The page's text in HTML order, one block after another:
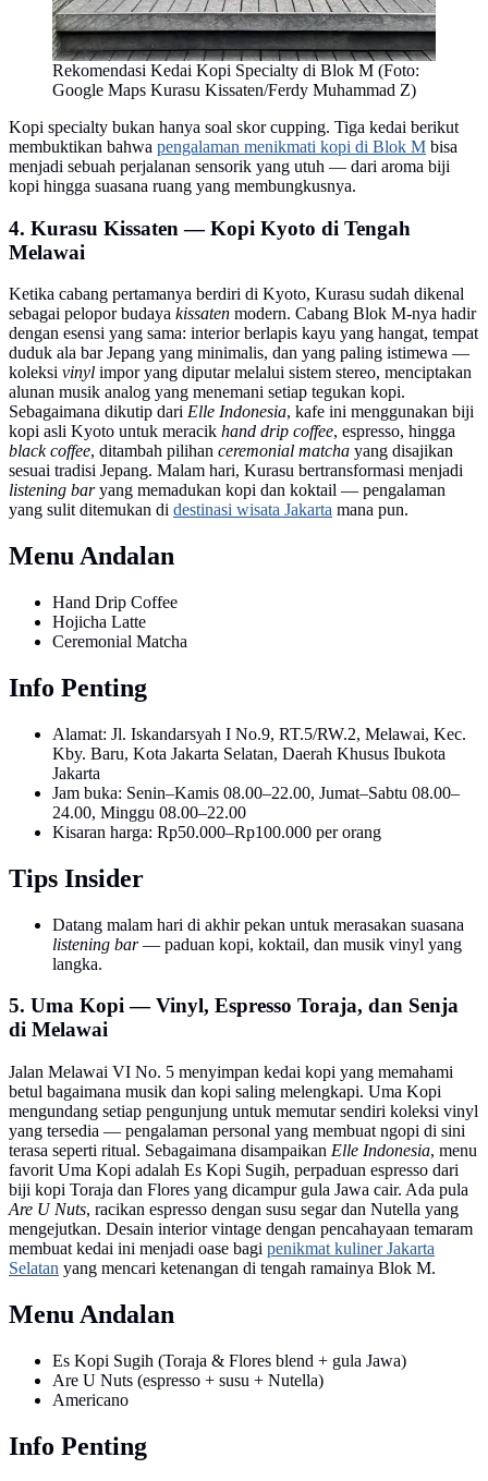
Rekomendasi Kedai Kopi Specialty di Blok M (Foto:
Google Maps Kurasu Kissaten/Ferdy Muhammad Z)
Kopi specialty bukan hanya soal skor cupping. Tiga kedai berikut
membuktikan bahwa pengalaman menikmati kopi di Blok M bisa
menjadi sebuah perjalanan sensorik yang utuh — dari aroma biji
kopi hingga suasana ruang yang membungkusnya.
4. Kurasu Kissaten — Kopi Kyoto di Tengah
Melawai
Ketika cabang pertamanya berdiri di Kyoto, Kurasu sudah dikenal
sebagai pelopor budaya kissaten modern. Cabang Blok M-nya hadir
dengan esensi yang sama: interior berlapis kayu yang hangat, tempat
duduk ala bar Jepang yang minimalis, dan yang paling istimewa —
koleksi vinyl impor yang diputar melalui sistem stereo, menciptakan
alunan musik analog yang menemani setiap tegukan kopi.
Sebagaimana dikutip dari Elle Indonesia, kafe ini menggunakan biji
kopi asli Kyoto untuk meracik hand drip coffee, espresso, hingga
black coffee, ditambah pilihan ceremonial matcha yang disajikan
sesuai tradisi Jepang. Malam hari, Kurasu bertransformasi menjadi
listening baryang memadukan kopi dan koktail — pengalaman
yang sulit ditemukan di destinasi wisata Jakarta mana pun.
Menu Andalan
Hand Drip Coffee
Hojicha Latte
Ceremonial Matcha
Info Penting
Alamat: Jl. Iskandarsyah I No.9, RT.5/RW.2, Melawai, Kec.
Kby. Baru, Kota Jakarta Selatan, Daerah Khusus Ibukota
Jakarta
Jam buka: Senin–Kamis 08.00–22.00, Jumat–Sabtu 08.00–
24.00, Minggu 08.00–22.00
Kisaran harga: Rp50.000–Rp100.000 per orang
Tips Insider
Datang malam hari di akhir pekan untuk merasakan suasana
listening bar— paduan kopi, koktail, dan musik vinyl yang
langka.
5. Uma Kopi — Vinyl, Espresso Toraja, dan Senja
di Melawai
Jalan Melawai VI No. 5 menyimpan kedai kopi yang memahami
betul bagaimana musik dan kopi saling melengkapi. Uma Kopi
mengundang setiap pengunjung untuk memutar sendiri koleksi vinyl
yang tersedia — pengalaman personal yang membuat ngopi di sini
terasa seperti ritual. Sebagaimana disampaikan Elle Indonesia, menu
favorit Uma Kopi adalah Es Kopi Sugih, perpaduan espresso dari
biji kopi Toraja dan Flores yang dicampur gula Jawa cair. Ada pula
Are U Nuts, racikan espresso dengan susu segar dan Nutella yang
mengejutkan. Desain interior vintage dengan pencahayaan temaram
membuat kedai ini menjadi oase bagi penikmat kuliner Jakarta
Selatan yang mencari ketenangan di tengah ramainya Blok M.
Menu Andalan
Es Kopi Sugih (Toraja & Flores blend + gula Jawa)
Are U Nuts (espresso + susu + Nutella)
Americano
Info Penting